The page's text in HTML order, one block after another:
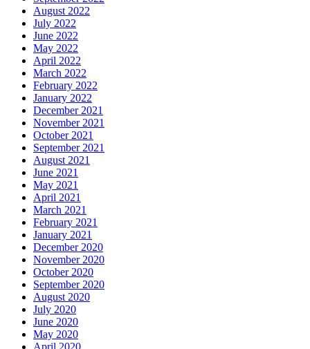
August 2022
July 2022
June 2022
May 2022
April 2022
March 2022
February 2022
January 2022
December 2021
November 2021
October 2021
September 2021
August 2021
June 2021
May 2021
April 2021
March 2021
February 2021
January 2021
December 2020
November 2020
October 2020
September 2020
August 2020
July 2020
June 2020
May 2020
April 2020